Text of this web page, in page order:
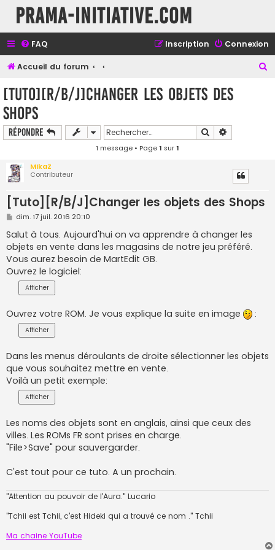
Prama-initiative.com
FAQ Connexion
Inscription
Accueil du forum
[Tuto][R/B/J]Changer les objets des
Shops
Répondre Rechercher
1 message • Page1 sur1
MikaZ
Contributeur
[Tuto][R/B/J]Changer les objets des Shops
M
s
s
a
g
e
dim. 17 juil. 2016 20:10
Salut à tous. Aujourd'hui on va apprendre à changer les
objets en vente dans les magasins de notre jeu préféré.
Vous aurez besoin de MartEdit GB.
Ouvrez le logiciel:
Ouvrez votre ROM. Je vous explique la suite en image :
Dans les menus déroulants de droite sélectionner les objets
que vous souhaitez mettre en vente.
Voilà un petit exemple:
Les noms des objets sont en anglais, ainsi que ceux des
villes. Les ROMs FR sont prises en charge.
"File>Save" pour sauvergarder.
C'est tout pour ce tuto. A un prochain.
"Attention au pouvoir de l'Aura." Lucario
"Tchii est Tchii, c'est Hideki qui a trouvé ce nom ." Tchii
Ma chaine YouTube